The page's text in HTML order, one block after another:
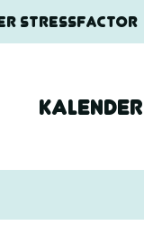
STRESSFACTOR
KALENDER